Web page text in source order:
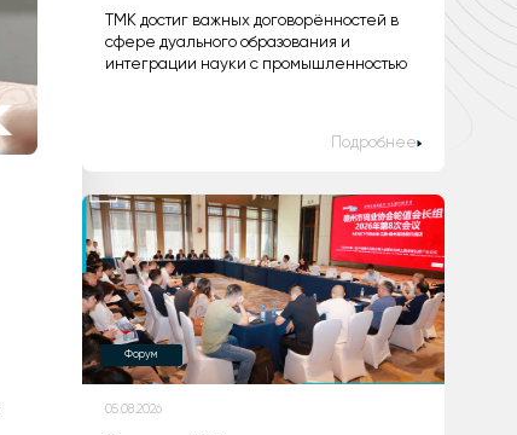
ТМК достиг важных договорённостей в
сфере дуального образования и
интеграции науки с промышленностью
Подробнее
Форум
05.08.2026